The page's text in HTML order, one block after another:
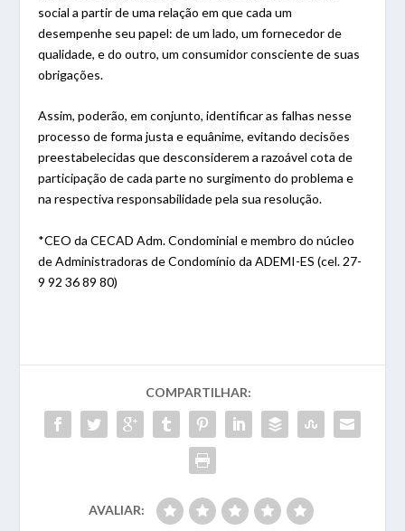
social a partir de uma relação em que cada um
desempenhe seu papel: de um lado, um fornecedor de
qualidade, e do outro, um consumidor consciente de suas
obrigações.
Assim, poderão, em conjunto, identificar as falhas nesse
processo de forma justa e equânime, evitando decisões
preestabelecidas que desconsiderem a razoável cota de
participação de cada parte no surgimento do problema e
na respectiva responsabilidade pela sua resolução.
*CEO da CECAD Adm. Condominial e membro do núcleo
de Administradoras de Condomínio da ADEMI-ES (cel. 27-
9 92 36 89 80)
COMPARTILHAR:
AVALIAR: